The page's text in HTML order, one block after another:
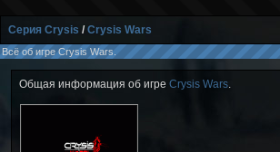
Серия Crysis /Crysis Wars
Всё об игре Crysis Wars.
Общая информация об игре Crysis Wars.